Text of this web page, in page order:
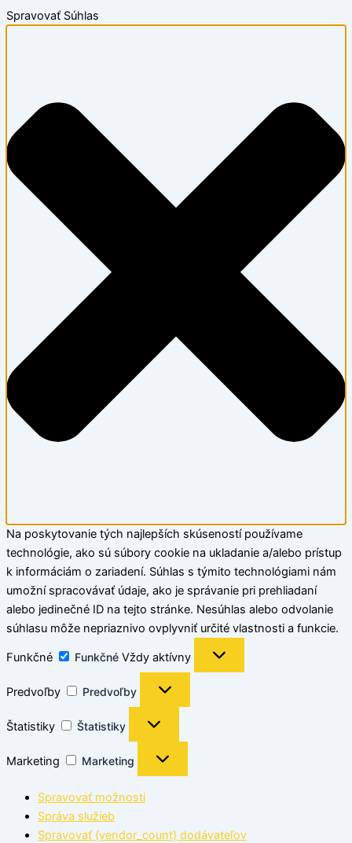
Spravovať Súhlas
Na poskytovanie tých najlepších skúseností používame
technológie, ako sú súbory cookie na ukladanie a/alebo prístup
k informáciám o zariadení. Súhlas s týmito technológiami nám
umožní spracovávať údaje, ako je správanie pri prehliadaní
alebo jedinečné ID na tejto stránke. Nesúhlas alebo odvolanie
súhlasu môže nepriaznivo ovplyvniť určité vlastnosti a funkcie.
Funkčné Funkčné Vždy aktívny
Predvoľby Predvoľby
Štatistiky Štatistiky
Marketing Marketing
Spravovať možnosti
Správa služieb
Spravovať {vendor_count} dodávateľov